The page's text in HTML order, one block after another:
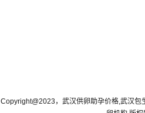
Copyright@2023，武汉供卵助孕价格,武汉包